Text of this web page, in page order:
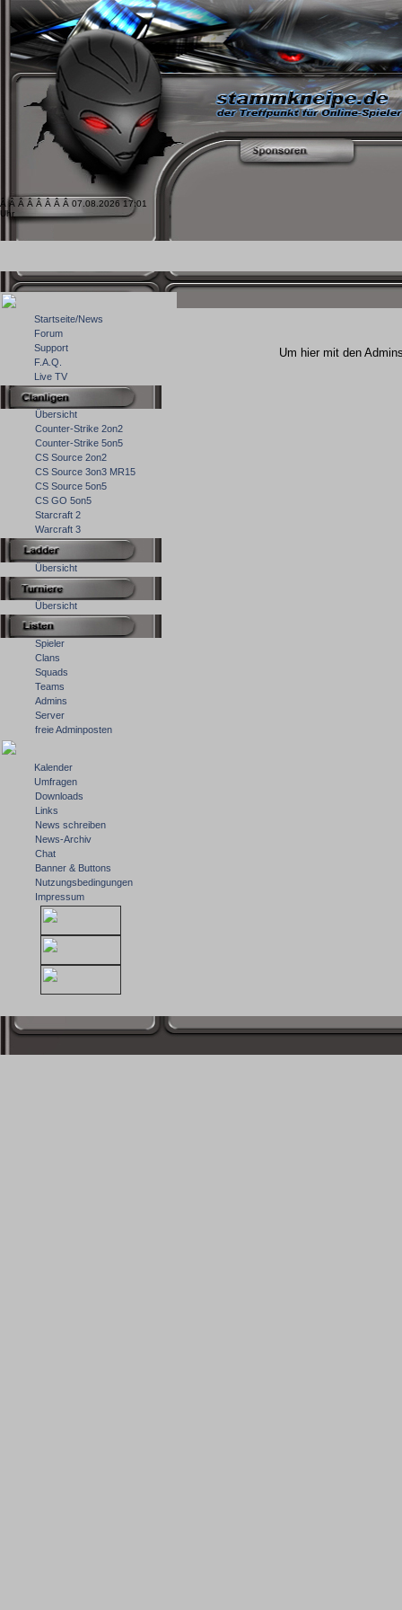
Â Â Â Â Â Â Â Â 07.08.2026 17:01
Uhr
Startseite/News
Forum
Support
F.A.Q.
Live TV
Übersicht
Counter-Strike 2on2
Counter-Strike 5on5
CS Source 2on2
CS Source 3on3 MR15
CS Source 5on5
CS GO 5on5
Starcraft 2
Warcraft 3
Übersicht
Übersicht
Spieler
Clans
Squads
Teams
Admins
Server
freie Adminposten
Kalender
Umfragen
Downloads
Links
News schreiben
News-Archiv
Chat
Banner & Buttons
Nutzungsbedingungen
Impressum
Um hier mit den